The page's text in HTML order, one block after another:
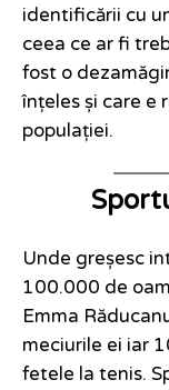
identificării cu
ceea ce ar fi
fost o
înțeles și care e
populației.
Unde greșesc
100.000 de
Emma
meciurile ei iar
fetele la tenis.